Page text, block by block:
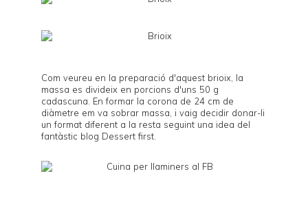
Com veureu en la preparació d'aquest brioix, la
massa es divideix en porcions d'uns 50 g
cadascuna. En formar la corona de 24 cm de
diàmetre em va sobrar massa, i vaig decidir donar-li
un format diferent a la resta seguint una idea del
fantàstic blog Dessert first